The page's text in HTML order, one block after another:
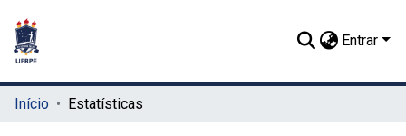
Entrar
Início Estatísticas